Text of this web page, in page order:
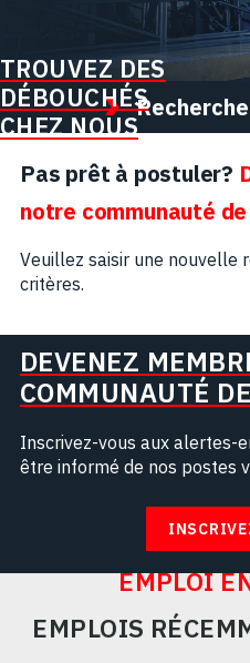
TROUVEZ DES
DÉBOUCHÉS
CHEZ NOUS
Pas prêt à postuler?
notre communauté
Veuillez saisir une nouvelle
critères.
DEVENEZ
COMMUNAUTÉ
Inscrivez-vous aux alertes-
être informé de nos postes
EMPLOI
EMPLOIS